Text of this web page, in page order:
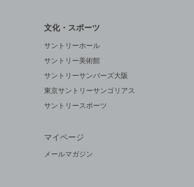
文化・スポーツ
サントリーホール
サントリー美術館
サントリーサンバーズ大阪
東京サントリーサンゴリアス
サントリースポーツ
マイページ
メールマガジン